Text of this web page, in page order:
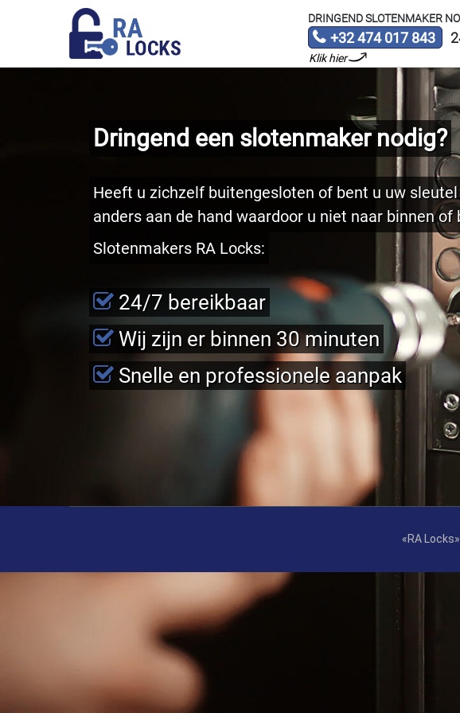
DRINGEND SLOTENMAKER
+32 474 017 843
Klik hier
Dringend een slotenmaker nodig?
Heeft u zichzelf buitengesloten of bent u uw
anders aan de hand waardoor u niet naar binnen of
Slotenmakers RA Locks:
24/7 bereikbaar
Wij zijn er binnen 30 minuten
Snelle en professionele aanpak
«RA